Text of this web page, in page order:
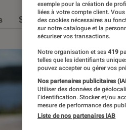
Sélections et guides
exemple pour la création de
liées à votre compte client.
des cookies nécessaires au
sur notre catalogue et la
sécuriser vos transactions.
Notre organisation et ses 419
telles que les identifiants
pouvez accepter ou gérer vos
Nos partenaires publicitaires
Utiliser des données de
l’identification. Stocker et/ou
mesure de performance des
Liste de nos partenaires IAB